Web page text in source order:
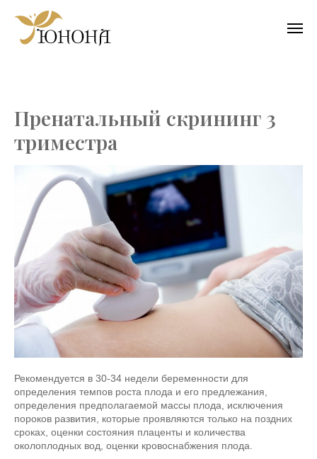
Пренатальный скрининг 3
триместра
Рекомендуется в 30-34 недели беременности для
определения темпов роста плода и его предлежания,
определения предполагаемой массы плода, исключения
пороков развития, которые проявляются только на поздних
сроках, оценки состояния плаценты и количества
околоплодных вод, оценки кровоснабжения плода.